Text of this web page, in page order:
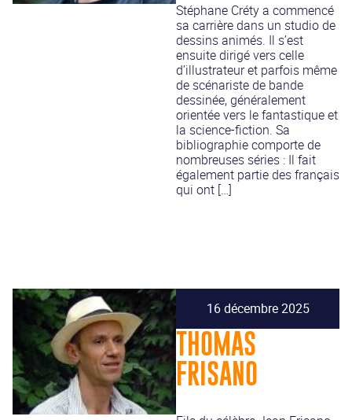
Stéphane Créty a commencé
sa carrière dans un studio de
dessins animés. Il s’est
ensuite dirigé vers celle
d’illustrateur et parfois même
de scénariste de bande
dessinée, généralement
orientée vers le fantastique et
la science-fiction. Sa
bibliographie comporte de
nombreuses séries : Il fait
également partie des français
qui ont […]
16 décembre 2025
THOMAS
FRISANO